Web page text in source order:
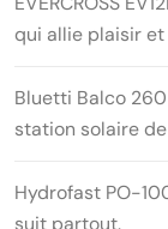
qui allie plaisir
Bluetti Balco
station solaire
Hydrofast PO-
suit partout.